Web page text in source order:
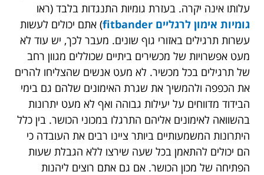
עלותו אינה יקרה. בעזרת גומיות התנגדות בלבד (ראו
גומיות אימון לרגליים fitbander
) אתם יכולים לעשות
עשרות תרגילים באזורי גוף שונים. מעבר לכך, יש עוד לא
מעט אפשרויות של מכשירים ביתיים שכוללים מגוון רחב
של תרגילים בכל מכשיר. לא מעט אנשים שהצליחו להרים
את הכפפה ולהמשיך את שגרת האימונים שלהם גם בימי
הבידוד מדווחים על יעילות גבוהה ואף לא מעט יתרונות
בהשוואה לאימונים אליהם התרגלו במכוני הכושר. בין כלל
היתרונות המשמעותיים ביותר ציינו רבים את העובדה כי
הם יכולים להתאמן בכל שעה שירצו ללא הגבלת שעות
הפתיחה של מכון הכושר. אם גם אתם רוצים ליהנות